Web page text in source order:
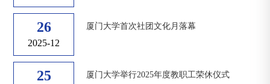
26
2025-12
厦门大学首次社团文化月落幕
25 厦门大学举行2025年度教职工荣休仪式